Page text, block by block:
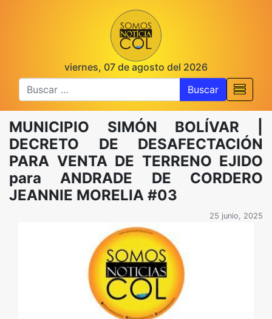
viernes, 07 de agosto del 2026
Buscar
MUNICIPIO SIMÓN BOLÍVAR |
DECRETO DE DESAFECTACIÓN
PARA VENTA DE TERRENO EJIDO
para ANDRADE DE CORDERO
JEANNIE MORELIA #03
25 junio, 2025